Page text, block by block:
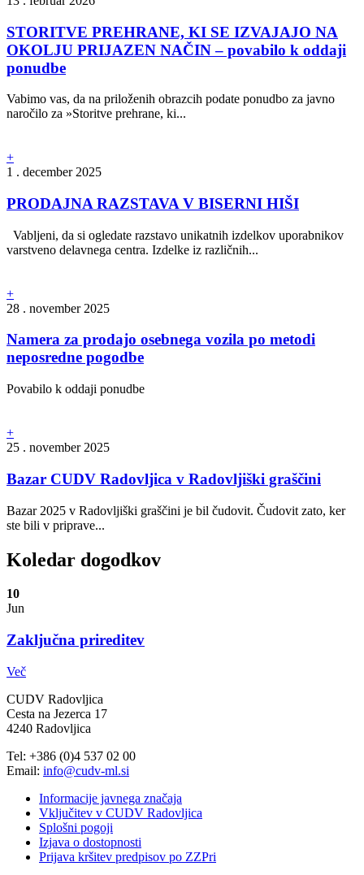
STORITVE PREHRANE, KI SE IZVAJAJO NA
OKOLJU PRIJAZEN NAČIN – povabilo k oddaji
ponudbe
Vabimo vas, da na priloženih obrazcih podate ponudbo za javno
naročilo za »Storitve prehrane, ki...
+
1 . december 2025
PRODAJNA RAZSTAVA V BISERNI HIŠI
Vabljeni, da si ogledate razstavo unikatnih izdelkov uporabnikov
varstveno delavnega centra. Izdelke iz različnih...
+
28 . november 2025
Namera za prodajo osebnega vozila po metodi
neposredne pogodbe
Povabilo k oddaji ponudbe
+
25 . november 2025
Bazar CUDV Radovljica v Radovljiški graščini
Bazar 2025 v Radovljiški graščini je bil čudovit. Čudovit zato, ker
ste bili v priprave...
Koledar dogodkov
10
Jun
Zaključna prireditev
Več
CUDV Radovljica
Cesta na Jezerca 17
4240 Radovljica
Tel: +386 (0)4 537 02 00
Email: info@cudv-ml.si
Informacije javnega značaja
Vključitev v CUDV Radovljica
Splošni pogoji
Izjava o dostopnosti
Prijava kršitev predpisov po ZZPri